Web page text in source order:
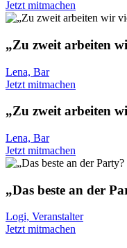
Jetzt mitmachen
„Zu zweit arbeiten
Lena, Bar
Jetzt mitmachen
„Zu zweit arbeiten
Lena, Bar
Jetzt mitmachen
„Das beste an der
Logi, Veranstalter
Jetzt mitmachen